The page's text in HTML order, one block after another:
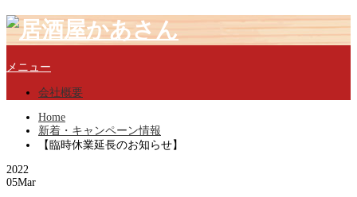
メニュー
会社概要
Home
新着・キャンペーン情報
【臨時休業延長のお知らせ】
2022
05Mar